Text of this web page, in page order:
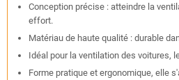
Conception précise : atteindre la
effort.
Matériau de haute qualité : durable
Idéal pour la ventilation des voitures,
Forme pratique et ergonomique, elle